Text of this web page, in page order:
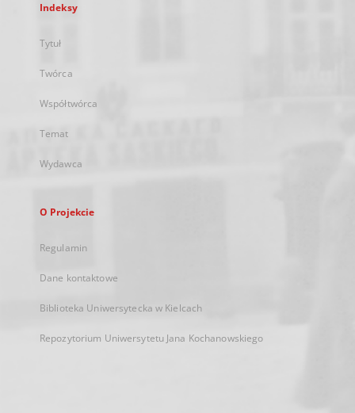
Indeksy
Tytuł
Twórca
Współtwórca
Temat
Wydawca
O Projekcie
Regulamin
Dane kontaktowe
Biblioteka Uniwersytecka w Kielcach
Repozytorium Uniwersytetu Jana Kochanowskiego